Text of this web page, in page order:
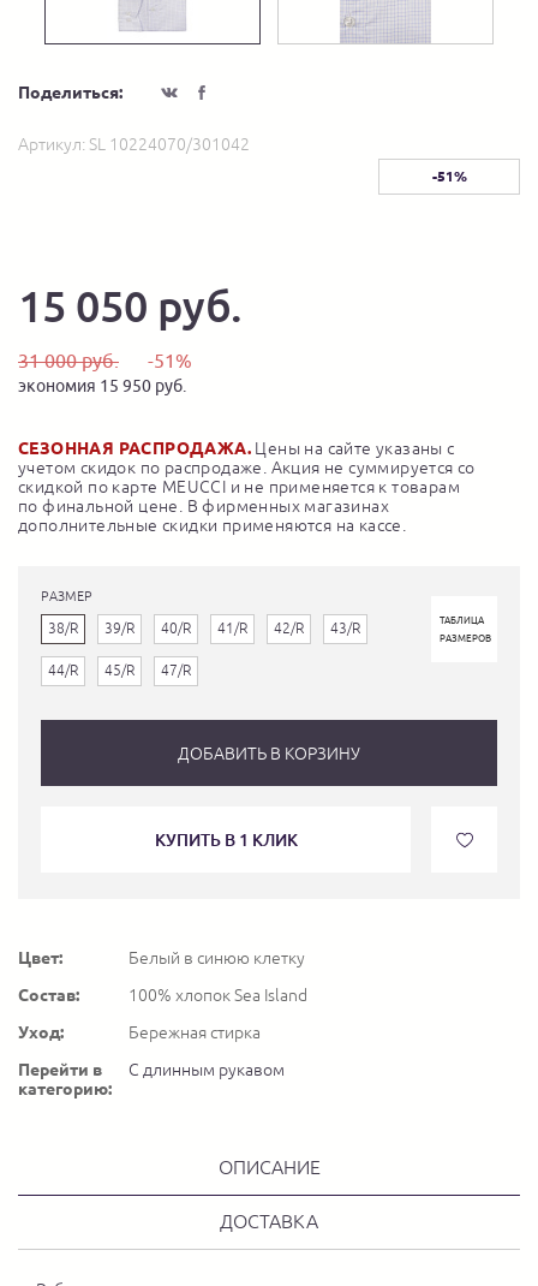
Поделиться:
Артикул: SL 10224070/301042
-51%
15 050 руб.
31 000 руб. -51%
экономия 15 950 руб.
СЕЗОННАЯ РАСПРОДАЖА. Цены на сайте указаны с
учетом скидок по распродаже. Акция не суммируется со
скидкой по карте MEUCCI и не применяется к товарам
по финальной цене. В фирменных магазинах
дополнительные скидки применяются на кассе.
РАЗМЕР
38/R 39/R 40/R 41/R 42/R 43/R
44/R 45/R 47/R
ТАБЛИЦА
РАЗМЕРОВ
ДОБАВИТЬ В КОРЗИНУ
КУПИТЬ В 1 КЛИК
Цвет:
Белый в синюю клетку
Состав:
100% хлопок Sea Island
Уход:
Бережная стирка
Перейти в
категорию:
С длинным рукавом
ОПИСАНИЕ
ДОСТАВКА